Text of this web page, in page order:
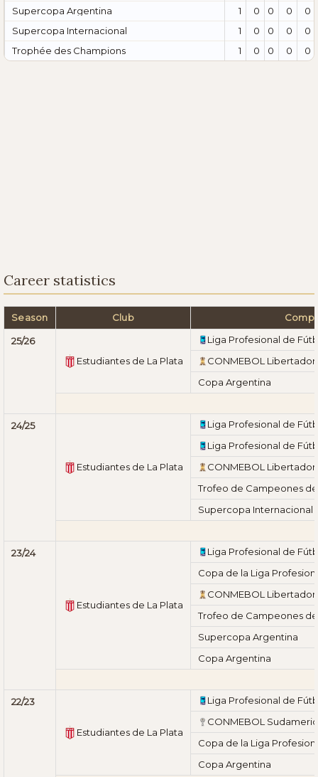
Supercopa Argentina
1 0 0 0
0
Supercopa Internacional
1 0 0 0
0
Trophée des Champions
1 0 0 0 0
Career statistics
Season Club Comp.
25/26
Estudiantes de La Plata
Liga Profesional de
CONMEBOL
Copa Argentina
24/25
Estudiantes de La Plata
Liga Profesional de
Liga Profesional de
CONMEBOL
Trofeo de Campeones
Supercopa Internacional
23/24
Estudiantes de La Plata
Liga Profesional de
Copa de la Liga
CONMEBOL
Trofeo de Campeones
Supercopa Argentina
Copa Argentina
22/23
Estudiantes de La Plata
Liga Profesional de
CONMEBOL
Copa de la Liga
Copa Argentina